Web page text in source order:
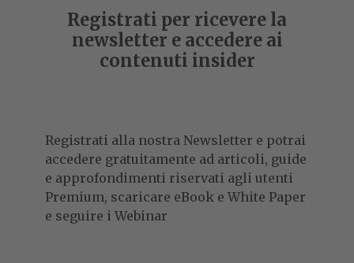
Registrati per ricevere la
newsletter e accedere ai
contenuti insider
Registrati alla nostra Newsletter e potrai
accedere gratuitamente ad articoli, guide
e approfondimenti riservati agli utenti
Premium, scaricare eBook e White Paper
e seguire i Webinar